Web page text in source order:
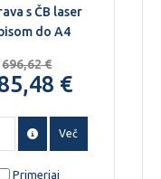
s ČB laser
do A4
696,62 €
€
Več
Primerjaj